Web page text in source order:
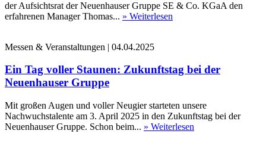
der Aufsichtsrat der Neuenhauser Gruppe SE & Co. KGaA den
erfahrenen Manager Thomas... » Weiterlesen
Messen & Veranstaltungen | 04.04.2025
Ein Tag voller Staunen: Zukunftstag bei der
Neuenhauser Gruppe
Mit großen Augen und voller Neugier starteten unsere
Nachwuchstalente am 3. April 2025 in den Zukunftstag bei der
Neuenhauser Gruppe. Schon beim... » Weiterlesen